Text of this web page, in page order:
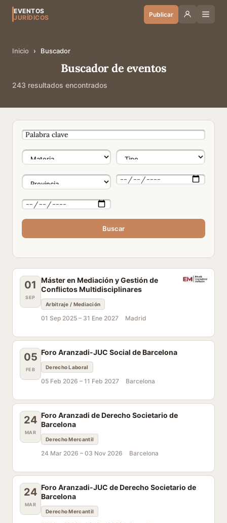
EVENTOS
JURÍDICOS
Publicar
Inicio › Buscador
Buscador de eventos
243 resultados encontrados
Buscar
01
SEP
Máster en Mediación y Gestión de
Conflictos Multidisciplinares
Arbitraje / Mediación
01 Sep 2025 – 31 Ene 2027 Madrid
05
FEB
Foro Aranzadi-JUC Social de Barcelona
Derecho Laboral
05 Feb 2026 – 11 Feb 2027 Barcelona
24
MAR
Foro Aranzadi de Derecho Societario de
Barcelona
Derecho Mercantil
24 Mar 2026 – 03 Nov 2026 Barcelona
24
MAR
Foro Aranzadi-JUC de Derecho Societario de
Barcelona
Derecho Mercantil